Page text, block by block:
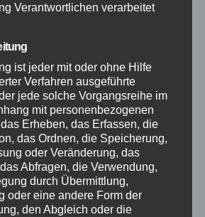
Verantwortlichen verarbeitet
ist jeder mit oder ohne Hilfe
Verfahren ausgeführte
jede solche Vorgangsreihe im
mit personenbezogenen
Erheben, das Erfassen, die
das Ordnen, die Speicherung,
oder Veränderung, das
Abfragen, die Verwendung,
durch Übermittlung,
oder eine andere Form der
den Abgleich oder die